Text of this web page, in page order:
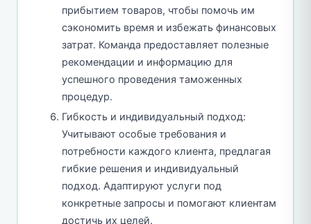
прибытием товаров, чтобы помочь им
сэкономить время и избежать финансовых
затрат. Команда предоставляет полезные
рекомендации и информацию для
успешного проведения таможенных
процедур.
Гибкость и индивидуальный подход:
Учитывают особые требования и
потребности каждого клиента, предлагая
гибкие решения и индивидуальный
подход. Адаптируют услуги под
конкретные запросы и помогают клиентам
достичь их целей.